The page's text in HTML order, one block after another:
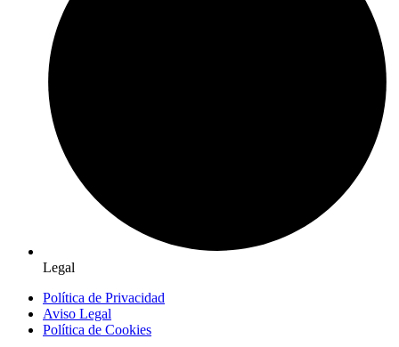
Legal
Política de Privacidad
Aviso Legal
Política de Cookies